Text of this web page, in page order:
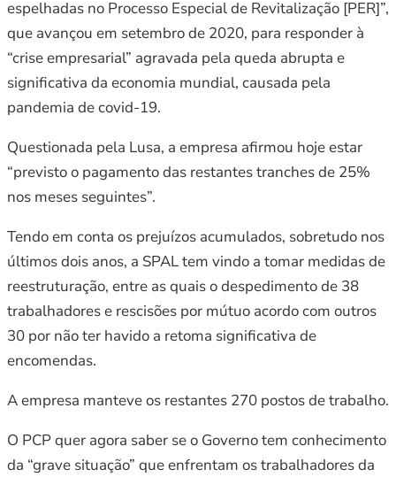
espelhadas no Processo Especial de Revitalização [PER]”,
que avançou em setembro de 2020, para responder à
“crise empresarial” agravada pela queda abrupta e
significativa da economia mundial, causada pela
pandemia de covid-19.
Questionada pela Lusa, a empresa afirmou hoje estar
“previsto o pagamento das restantes tranches de 25%
nos meses seguintes”.
Tendo em conta os prejuízos acumulados, sobretudo nos
últimos dois anos, a SPAL tem vindo a tomar medidas de
reestruturação, entre as quais o despedimento de 38
trabalhadores e rescisões por mútuo acordo com outros
30 por não ter havido a retoma significativa de
encomendas.
A empresa manteve os restantes 270 postos de trabalho.
O PCP quer agora saber se o Governo tem conhecimento
da “grave situação” que enfrentam os trabalhadores da